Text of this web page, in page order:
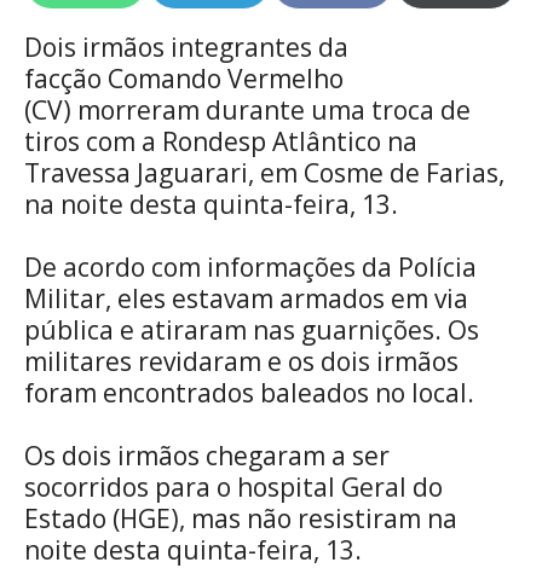
on
WhatsApp
on
Telegram
on
Facebook
on
Dois irmãos integrantes da
facção Comando Vermelho
(CV) morreram durante uma troca de
tiros com a Rondesp Atlântico na
Travessa Jaguarari, em Cosme de Farias,
na noite desta quinta-feira, 13.
De acordo com informações da Polícia
Militar, eles estavam armados em via
pública e atiraram nas guarnições. Os
militares revidaram e os dois irmãos
foram encontrados baleados no local.
Os dois irmãos chegaram a ser
socorridos para o hospital Geral do
Estado (HGE), mas não resistiram na
noite desta quinta-feira, 13.